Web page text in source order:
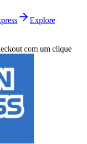
Explore
com um clique